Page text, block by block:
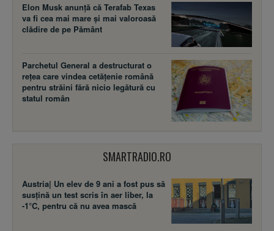
Elon Musk anunță că Terafab Texas
va fi cea mai mare și mai valoroasă
clădire de pe Pământ
Parchetul General a destructurat o
rețea care vindea cetățenie română
pentru străini fără nicio legătură cu
statul român
SMARTRADIO.RO
Austria| Un elev de 9 ani a fost pus să
susţină un test scris în aer liber, la
-1°C, pentru că nu avea mască